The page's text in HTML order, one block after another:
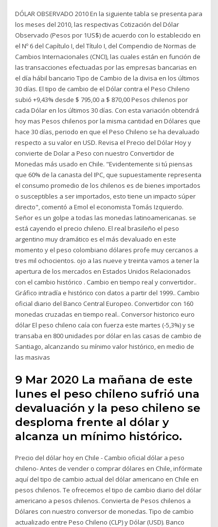
DÓLAR OBSERVADO 2010 En la siguiente tabla se presenta para
los meses del 2010, las respectivas Cotización del Dólar
Observado (Pesos por 1US$) de acuerdo con lo establecido en
el Nº 6 del Capítulo I, del Título I, del Compendio de Normas de
Cambios Internacionales (CNCI), las cuales están en función de
las transacciones efectuadas por las empresas bancarias en
el día hábil bancario Tipo de Cambio de la divisa en los últimos
30 días. El tipo de cambio de el Dólar contra el Peso Chileno
subió +9,43% desde $ 795,00 a $ 870,00 Pesos chilenos por
cada Dólar en los últimos 30 días. Con esta variación obtendrá
hoy mas Pesos chilenos por la misma cantidad en Dólares que
hace 30 días, periodo en que el Peso Chileno se ha devaluado
respecto a su valor en USD. Revisa el Precio del Dólar Hoy y
convierte de Dolar a Peso con nuestro Convertidor de
Monedas más usado en Chile. "Evidentemente si tú piensas
que 60% de la canasta del IPC, que supuestamente representa
el consumo promedio de los chilenos es de bienes importados
o susceptibles a ser importados, esto tiene un impacto súper
directo", comentó a Emol el economista Tomás Izquierdo.
Señor es un golpe a todas las monedas latinoamericanas. se
está cayendo el precio chileno. El real brasileño el peso
argentino muy dramático es el más devaluado en este
momento y el peso colombiano dólares profe muy cercanos a
tres mil ochocientos. ojo a las nueve y treinta vamos a tener la
apertura de los mercados en Estados Unidos Relacionados
con el cambio histórico . Cambio en tiempo real y convertidor..
Gráfico intradía e histórico con datos a partir del 1999.. Cambio
oficial diario del Banco Central Europeo. Convertidor con 160
monedas cruzadas en tiempo real.. Conversor historico euro
dólar El peso chileno caía con fuerza este martes (-5,3%) y se
transaba en 800 unidades por dólar en las casas de cambio de
Santiago, alcanzando su mínimo valor histórico, en medio de
las masivas
9 Mar 2020 La mañana de este
lunes el peso chileno sufrió una
devaluación y la peso chileno se
desploma frente al dólar y
alcanza un mínimo histórico.
Precio del dólar hoy en Chile - Cambio oficial dólar a peso
chileno- Antes de vender o comprar dólares en Chile, infórmate
aquí del tipo de cambio actual del dólar americano en Chile en
pesos chilenos. Te ofrecemos el tipo de cambio diario del dólar
americano a pesos chilenos. Convierta de Pesos chilenos a
Dólares con nuestro conversor de monedas. Tipo de cambio
actualizado entre Peso Chileno (CLP) y Dólar (USD). Banco